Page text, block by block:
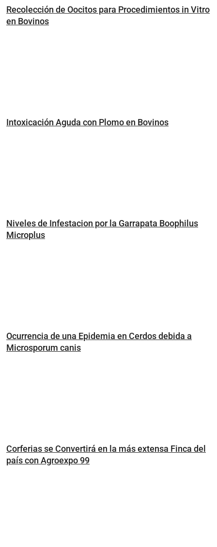
Recolección de Oocitos para Procedimientos in Vitro
en Bovinos
Intoxicación Aguda con Plomo en Bovinos
Niveles de Infestacion por la Garrapata Boophilus
Microplus
Ocurrencia de una Epidemia en Cerdos debida a
Microsporum canis
Corferias se Convertirá en la más extensa Finca del
país con Agroexpo 99